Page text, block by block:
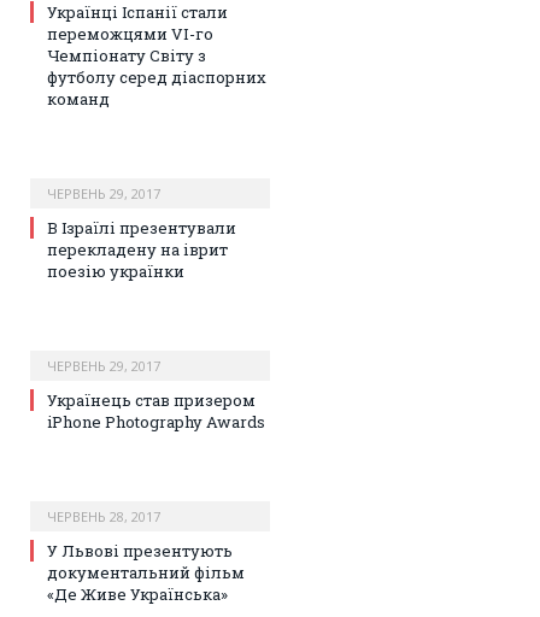
Українці Іспанії стали
переможцями VI-го
Чемпіонату Світу з
футболу серед діаспорних
команд
ЧЕРВЕНЬ 29, 2017
В Ізраїлі презентували
перекладену на іврит
поезію українки
ЧЕРВЕНЬ 29, 2017
Українець став призером
iPhone Photography Awards
ЧЕРВЕНЬ 28, 2017
У Львові презентують
документальний фільм
«Де Живе Українська»